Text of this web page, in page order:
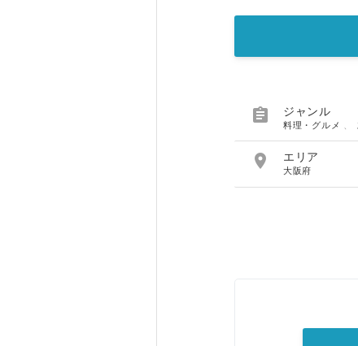
 ジャンル
料理・グルメ 、
 エリア
大阪府